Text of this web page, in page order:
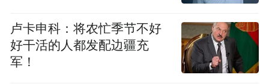
卢卡申科：将农忙季节不好
好干活的人都发配边疆充
军！